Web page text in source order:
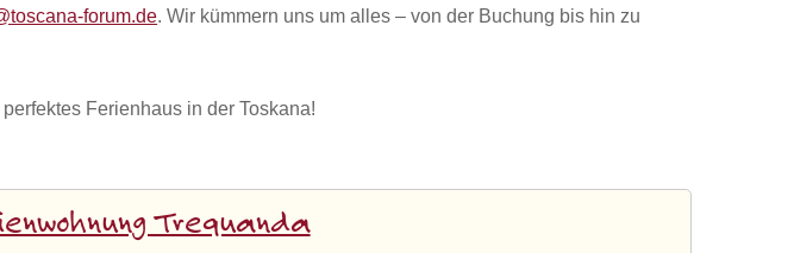
forum.de. Wir kümmern uns um alles – von der Buchung bis hin zu
Ferienhaus in der Toskana!
Trequanda